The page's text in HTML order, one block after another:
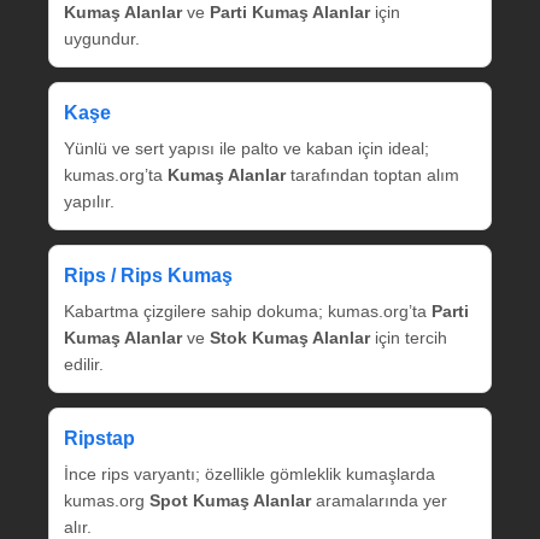
Kumaş Alanlarve Parti Kumaş Alanlariçin
uygundur.
Kaşe
Yünlü ve sert yapısı ile palto ve kaban için ideal;
kumas.org’ta Kumaş Alanlartarafından toptan alım
yapılır.
Rips / Rips Kumaş
Kabartma çizgilere sahip dokuma; kumas.org’ta Parti
Kumaş Alanlarve Stok Kumaş Alanlariçin tercih
edilir.
Ripstap
İnce rips varyantı; özellikle gömleklik kumaşlarda
kumas.org Spot Kumaş Alanlararamalarında yer
alır.